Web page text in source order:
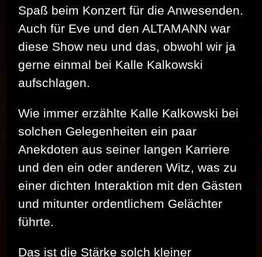
Spaß beim Konzert für die Anwesenden.
Auch für Eve und den ALTAMANN war
diese Show neu und das, obwohl wir ja
gerne einmal bei Kalle Kalkowski
aufschlagen.
Wie immer erzählte Kalle Kalkowski bei
solchen Gelegenheiten ein paar
Anekdoten aus seiner langen Karriere
und den ein oder anderen Witz, was zu
einer dichten Interaktion mit den Gästen
und mitunter ordentlichem Gelächter
führte.
Das ist die Stärke solch kleiner